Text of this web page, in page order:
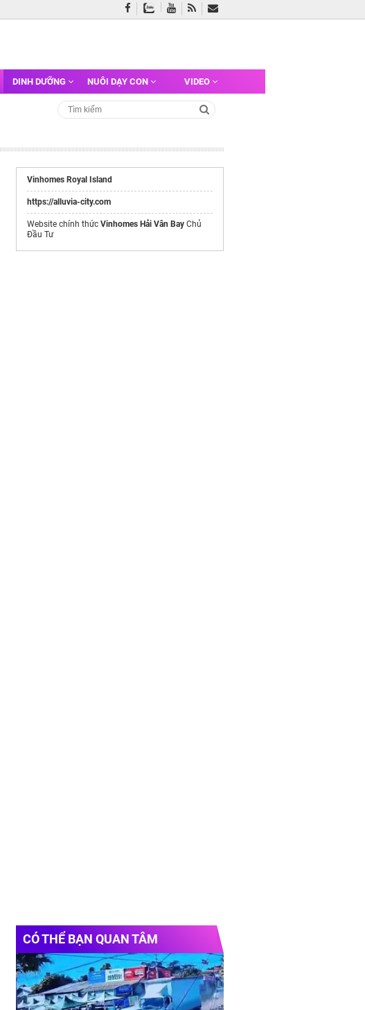
DINH DƯỠNG NUÔI DẠY CON VIDEO
Vinhomes Royal Island
https://alluvia-city.com
Website chính thức Vinhomes Hải Vân Bay Chủ
Đầu Tư
CÓ THỂ BẠN QUAN TÂM